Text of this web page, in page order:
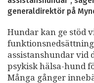
generaldirektör på
Hundar kan ge stöd
assistanshundar vid
psykisk hälsa-hund
Många gånger